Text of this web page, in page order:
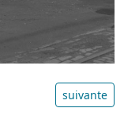
suivante